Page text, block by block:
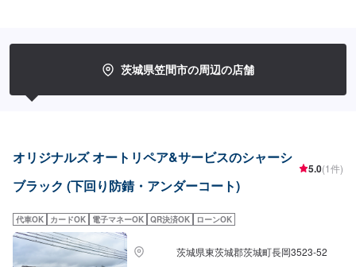
でなんていっても低価格です。<お客様のご予算やご希望の時間に応じてプラ
ンをご提案！>★お安く済ませたい…★お時間があまり取れない…などのご相
お見積りにご納得いただければ作業開始【4】仕上がり次第納車-----納期につ
しています。お車の作業中は代車をご利用ください。※代車の燃料代はお客様
にご負担いただいております。-----ご来店時の注意、受付方法-----入庫の際は
お気をつけてお越しください。駐車スペースは事務所前の空いているスペー
スに駐車してください。受付はスタッフへ「メンテモで予約しました」とお
（大型連休のみ休み）営業時間：9:00~18:00
茨城県笠間市の周辺の店舗
オリジナルズ オートリペア&サービスのシャーシ
ブラック (下回り防錆・アンダーコート)
5.0(1件)
代車OK カードOK 電子マネーOK QR決済OK ローンOK
茨城県東茨城郡茨城町長岡3523-52